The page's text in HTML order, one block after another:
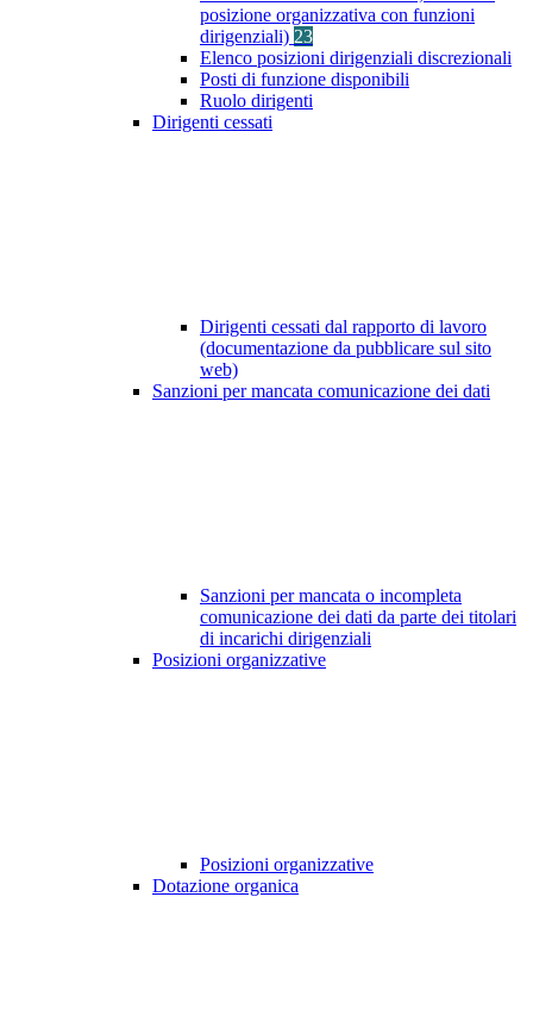
posizione organizzativa con funzioni
dirigenziali) 23
Elenco posizioni dirigenziali discrezionali
Posti di funzione disponibili
Ruolo dirigenti
Dirigenti cessati
Dirigenti cessati dal rapporto di lavoro
(documentazione da pubblicare sul sito
web)
Sanzioni per mancata comunicazione dei dati
Sanzioni per mancata o incompleta
comunicazione dei dati da parte dei titolari
di incarichi dirigenziali
Posizioni organizzative
Posizioni organizzative
Dotazione organica